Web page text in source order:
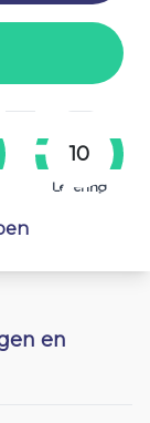
10
Levering
en